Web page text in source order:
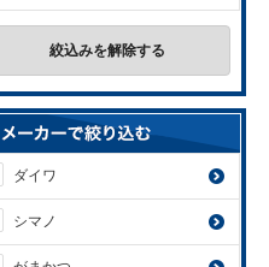
絞込みを解除する
ダイワ
シマノ